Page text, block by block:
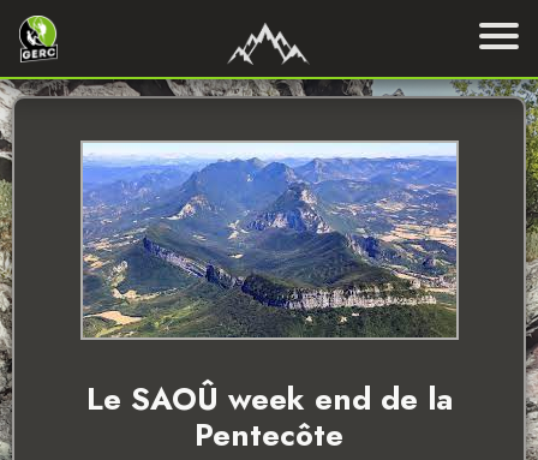
Le SAOÛ week end de la
Pentecôte